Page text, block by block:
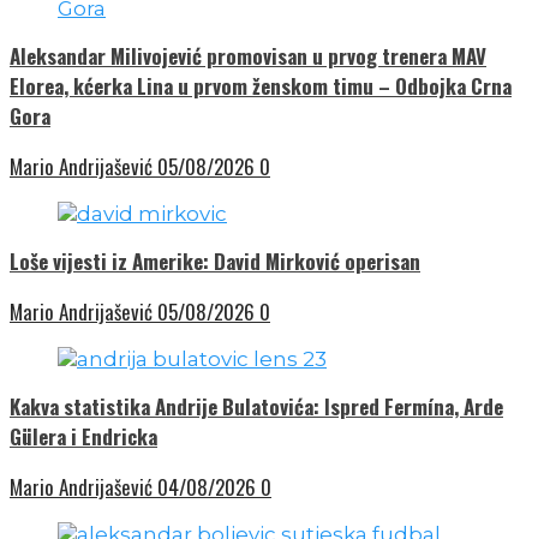
Aleksandar Milivojević promovisan u prvog trenera MAV
Elorea, kćerka Lina u prvom ženskom timu – Odbojka Crna
Gora
Mario Andrijašević 05/08/2026 0
Loše vijesti iz Amerike: David Mirković operisan
Mario Andrijašević 05/08/2026 0
Kakva statistika Andrije Bulatovića: Ispred Fermína, Arde
Gülera i Endricka
Mario Andrijašević 04/08/2026 0